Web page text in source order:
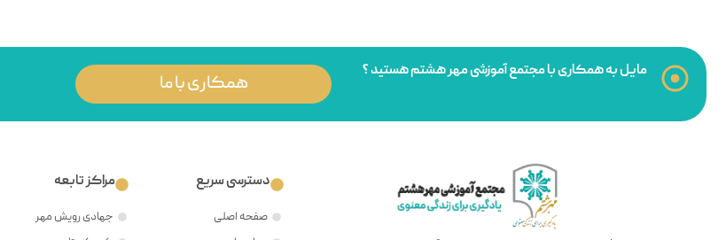
مایل به همکاری با مجتمع آموزشی مهر هشتم هستید ؟
همکاری با ما
دسترسی سریع
صفحه اصلی
مراکز تابعه
جهادی رویش مهر